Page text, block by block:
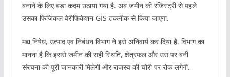
बनाने के लिए बड़ा कदम उठाया गया है. अब जमीन की रजिस्ट्री से पहले
उसका फिजिकल वेरीफिकेशन GIS तकनीक से किया जाएगा.
मद्य निषेध, उत्पाद एवं निबंधन विभाग ने इसे अनिवार्य कर दिया है. विभाग का
मानना है कि इससे जमीन की सही स्थिति, क्षेत्रफल और उस पर बनी
संरचना की पूरी जानकारी मिलेगी और राजस्व की चोरी पर रोक लगेगी.